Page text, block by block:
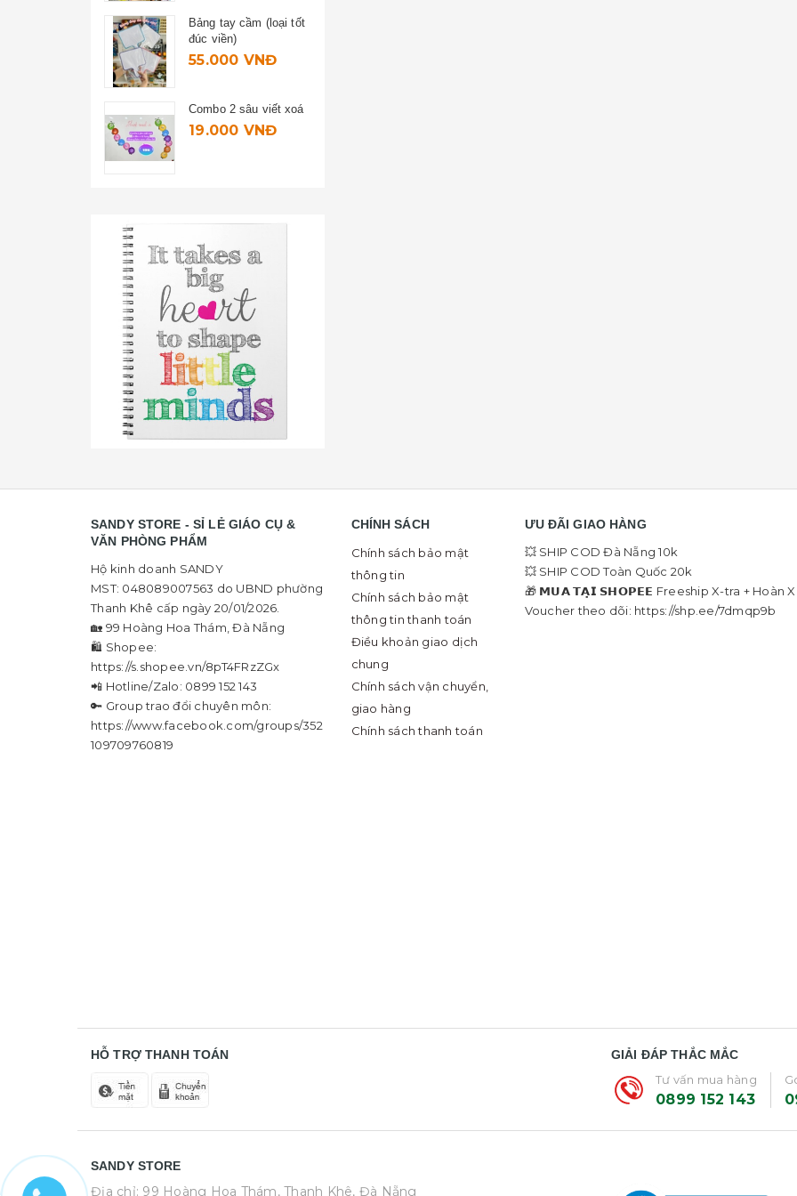
Bảng tay cầm (loại tốt
đúc viền)
55.000 VNĐ
Combo 2 sâu viết xoá
19.000 VNĐ
SANDY STORE - SỈ LẺ GIÁO CỤ &
VĂN PHÒNG PHẨM
Hộ kinh doanh SANDY
MST: 048089007563 do UBND phường
Thanh Khê cấp ngày 20/01/2026.
🏡 99 Hoàng Hoa Thám, Đà Nẵng
🛍 Shopee:
https://s.shopee.vn/8pT4FRzZGx
📲 Hotline/Zalo: 0899 152 143
🔑 Group trao đổi chuyên môn:
https://www.facebook.com/groups/352
109709760819
CHÍNH SÁCH
Chính sách bảo mật
thông tin
Chính sách bảo mật
thông tin thanh toán
Điều khoản giao dịch
chung
Chính sách vận chuyển,
giao hàng
Chính sách thanh toán
ƯU ĐÃI GIAO HÀNG
💥 SHIP COD Đà Nẵng 10k
💥 SHIP COD Toàn Quốc 20k
🎁 𝗠𝗨𝗔 𝗧𝗔̣𝗜 𝗦𝗛𝗢𝗣𝗘𝗘 Freeship X-tra + Hoàn
Voucher theo dõi: https://shp.ee/7dmqp9b
HỖ TRỢ THANH TOÁN
GIẢI ĐÁP THẮC MẮC
Tư vấn mua hàng
0899 152 143
SANDY STORE
Địa chỉ: 99 Hoàng Hoa Thám, Thanh Khê, Đà Nẵng